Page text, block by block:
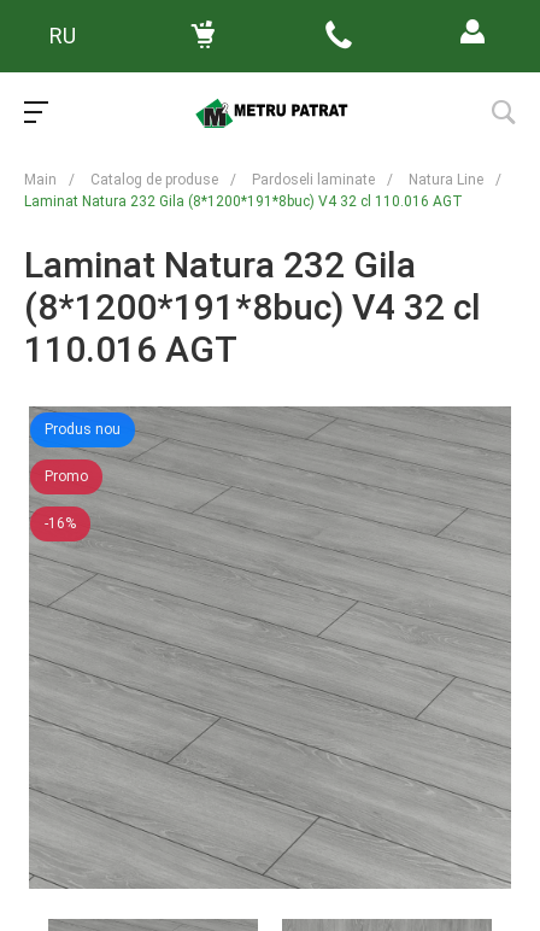
RU
Main / Catalog de produse / Pardoseli laminate / Natura Line
/
Laminat Natura 232 Gila (8*1200*191*8buc) V4 32 cl 110.016 AGT
Laminat Natura 232 Gila
(8*1200*191*8buc) V4 32 cl
110.016 AGT
Produs nou
Promo
-16%